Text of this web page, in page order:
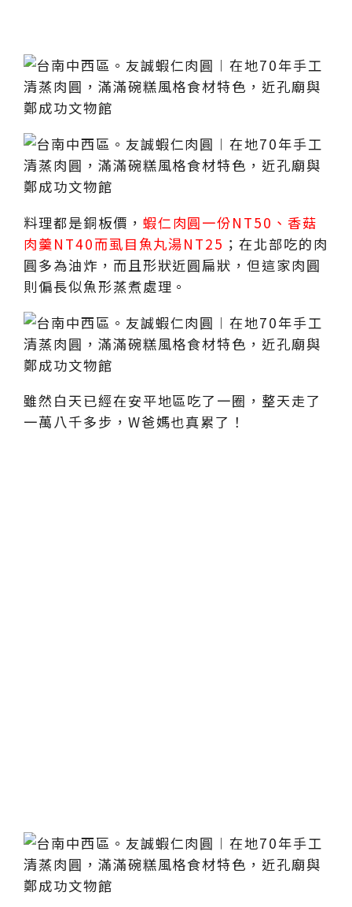
料理都是銅板價， 蝦仁肉圓一份NT50、香菇
肉羹NT40而虱目魚丸湯NT25 ；在北部吃的肉
圓多為油炸，而且形狀近圓扁狀，但這家肉圓
則偏長似魚形蒸煮處理。
雖然白天已經在安平地區吃了一圈，整天走了
一萬八千多步，W爸媽也真累了！